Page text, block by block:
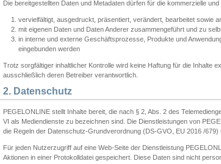
Die bereitgestellten Daten und Metadaten dürfen für die kommerzielle
vervielfältigt, ausgedruckt, präsentiert, verändert, bearbeitet sowie
mit eigenen Daten und Daten Anderer zusammengeführt und zu
in interne und externe Geschäftsprozesse, Produkte und
eingebunden werden
Trotz sorgfältiger inhaltlicher Kontrolle wird keine Haftung für die Inhalte
ausschließlich deren Betreiber verantwortlich.
2. Datenschutz
PEGELONLINE stellt Inhalte bereit, die nach § 2, Abs. 2 des
VI als Mediendienste zu bezeichnen sind. Die Dienstleistungen von
die Regeln der Datenschutz-Grundverordnung (DS-GVO, EU 2016 /
Für jeden Nutzerzugriff auf eine Web-Seite der Dienstleistung
Aktionen in einer Protokolldatei gespeichert. Diese Daten sind nicht